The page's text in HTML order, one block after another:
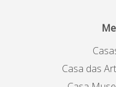
Casa das